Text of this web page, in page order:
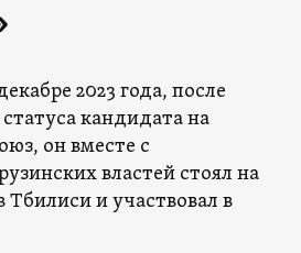
2023 года, после
кандидата на
он вместе с
властей стоял на
и участвовал в